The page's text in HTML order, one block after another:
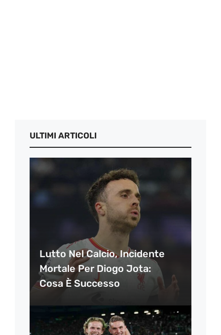
ULTIMI ARTICOLI
Lutto Nel Calcio, Incidente
Mortale Per Diogo Jota:
Cosa È Successo